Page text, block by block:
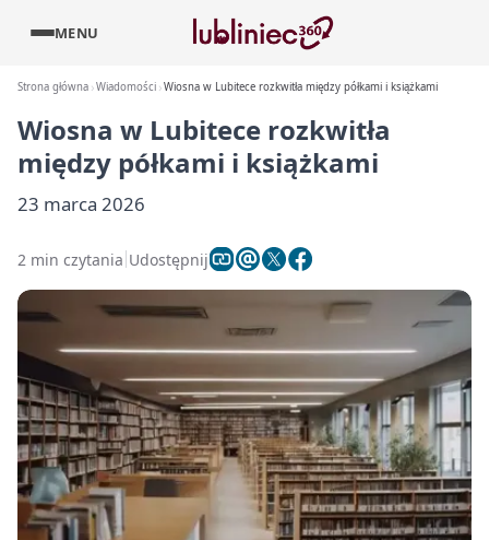
MENU
Strona główna Wiadomości Wiosna w Lubitece rozkwitła między półkami i książkami
Wiosna w Lubitece rozkwitła
między półkami i książkami
23 marca 2026
2 min czytania Udostępnij